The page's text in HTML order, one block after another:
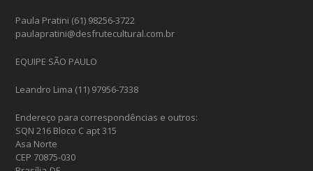
Paula Pratini (61) 98256-3722
paulapratini@desfrutecultural.com.br
EQUIPE SÃO PAULO
Leandro Lima (11) 97956-7338
Endereço para correspondências e outros:
SQN 216 Bloco C apt 315
Asa Norte
CEP 70875-030